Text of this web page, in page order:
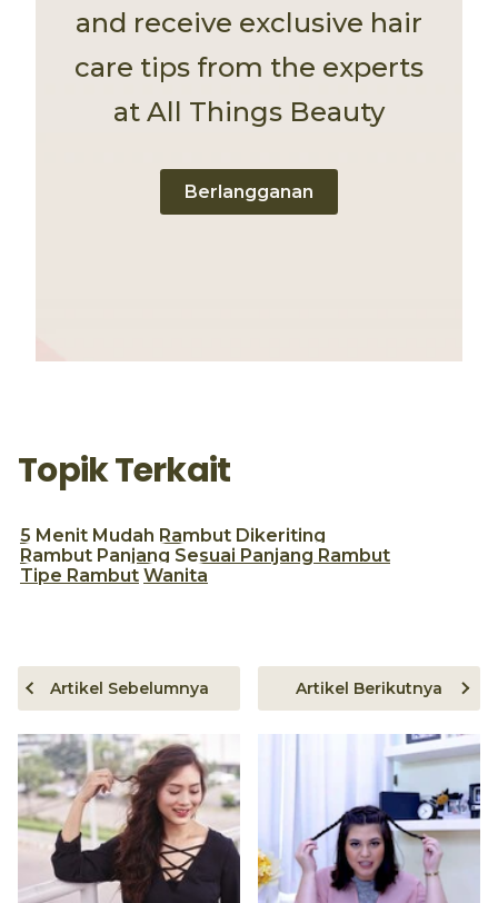
and receive exclusive hair
care tips from the experts
at All Things Beauty
Berlangganan
Topik Terkait
5 Menit Mudah Rambut Dikeriting
Rambut Panjang Sesuai Panjang Rambut
Tipe Rambut Wanita
Artikel Sebelumnya Artikel Berikutnya